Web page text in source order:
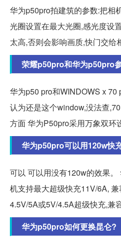
华为p50pro拍建筑的参数:把相
光圈设置在最大光圈,感光度设
太高,否则会影响画质,快门交给
荣耀p50pro和华为p50pro
华为p50 pro和WINDOWS x
认为还是这个window,没法查
方面 华为P50pro采用万象双环
华为p50pro可以用120w快
可以 可以用没有120w的效果
机支持最大超级快充11V/6A,
4.5V/5A或5V/4.5A超级快充,兼
华为p50pro如何更换昆仑?